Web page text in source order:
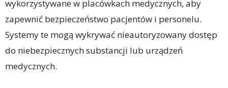
wykorzystywane w placówkach medycznych, aby
zapewnić bezpieczeństwo pacjentów i personelu.
Systemy te mogą wykrywać nieautoryzowany dostęp
do niebezpiecznych substancji lub urządzeń
medycznych.